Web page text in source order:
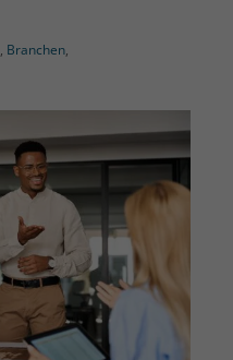
, Branchen,